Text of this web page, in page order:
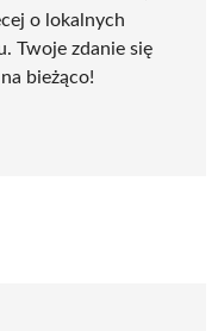
o lokalnych
Twoje zdanie się
bieżąco!